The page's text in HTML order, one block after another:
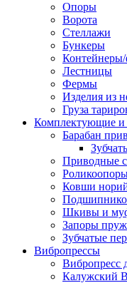
Опоры
Ворота
Стеллажи
Бункеры
Лестницы
Фермы
Изделия из
Груза
Комплектующие и
Барабан
Приводные
Ковши
Шкивы и
Запоры
Зубчатые
Вибропрессы
Вибропресс
Калужский